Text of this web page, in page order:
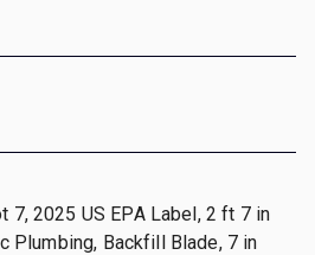
7, 2025 US EPA Label, 2 ft 7 in
Plumbing, Backfill Blade, 7 in